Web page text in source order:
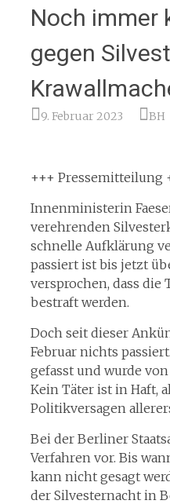
Noch immer
gegen
9. Februar 2023 BH
+++ Pressemitteilung
Innenministerin
verehrenden
schnelle Aufklärung
passiert ist bis jetzt
versprochen, dass die
bestraft werden.
Doch seit dieser
Februar nichts
gefasst und wurde
Kein Täter ist in Haft,
Politikversagen
Bei der Berliner
Verfahren vor. Bis
kann nicht gesagt
der Silvesternacht in